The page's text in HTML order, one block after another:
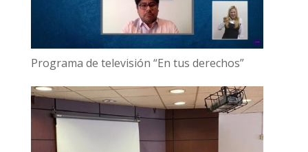
Programa de televisión “En tus derechos”